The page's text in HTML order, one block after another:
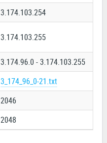
3.174.103.254
3.174.103.255
3.174.96.0 - 3.174.103.255
3_174_96_0-21.txt
2046
2048